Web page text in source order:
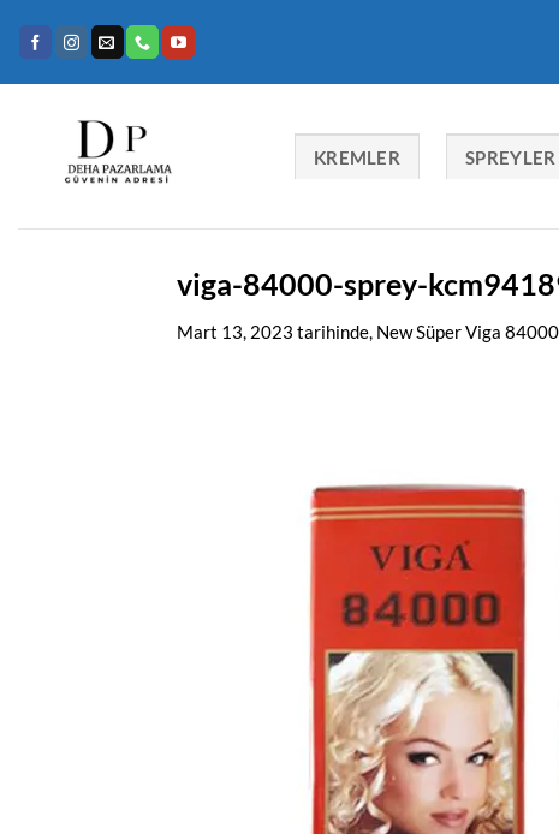
KREMLER SPREYLER
viga-84000-sprey-
Mart 13, 2023 tarihinde, New Süper Viga